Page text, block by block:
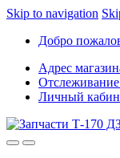
Skip to navigation
Добро
Адрес
Отслеживание
Личный